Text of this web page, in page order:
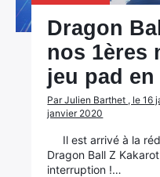
Dragon
nos 1ères
jeu pad
Par Julien Barthet , le 16
janvier 2020
Il est arrivé à la
Dragon Ball Z
interruption !…